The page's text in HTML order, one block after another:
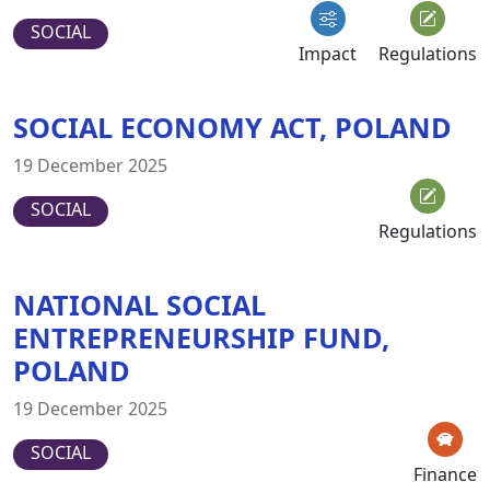
SOCIAL
Impact
Regulations
SOCIAL ECONOMY ACT, POLAND
19 December 2025
SOCIAL
Regulations
NATIONAL SOCIAL
ENTREPRENEURSHIP FUND,
POLAND
19 December 2025
SOCIAL
Finance